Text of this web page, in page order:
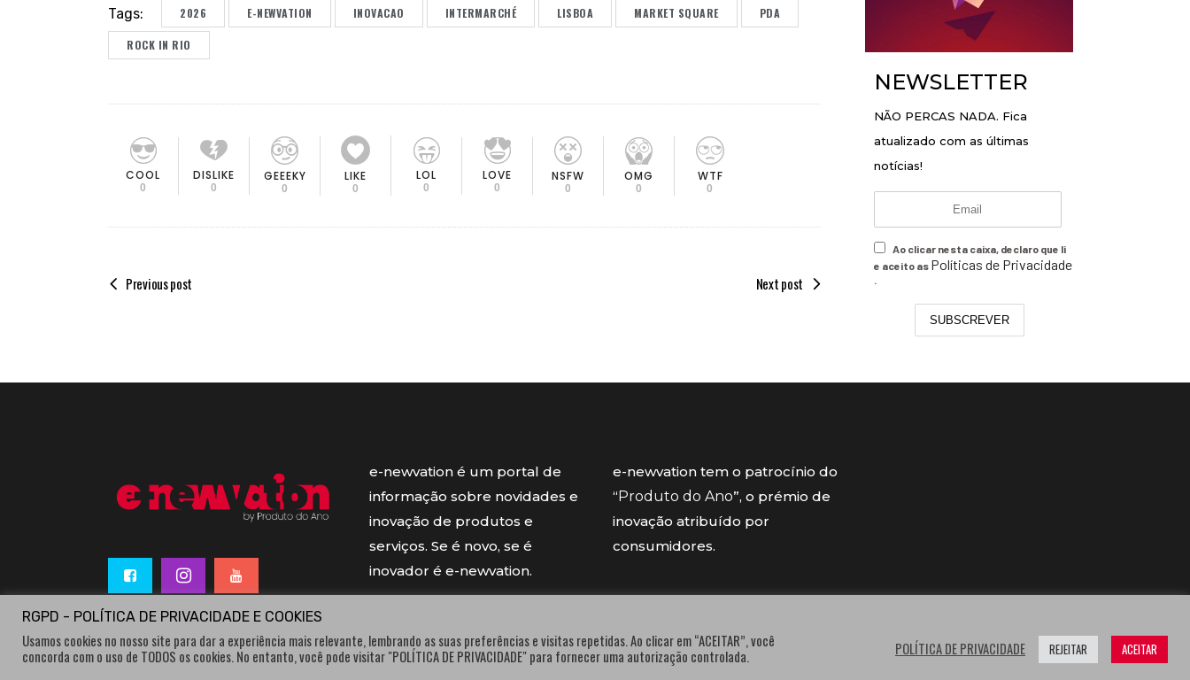
Tags: 2026 E-NEWVATION INOVACAO INTERMARCHÉ LISBOA MARKET SQUARE PDA
ROCK IN RIO
COOL
0
DISLIKE
0
GEEEKY
0
LIKE
0
LOL
0
LOVE
0
NSFW
0
OMG
0
WTF
0
Previous post Next post
NEWSLETTER
NÃO PERCAS NADA. Fica
atualizado com as últimas
notícias!
Ao clicar nesta caixa, declaro que li
e aceito as Políticas de Privacidade
.
SUBSCREVER
e-newvation é um portal de
informação sobre novidades e
inovação de produtos e
serviços. Se é novo, se é
inovador é e-newvation.
e-newvation tem o patrocínio do
“ Produto do Ano”, o prémio de
inovação atribuído por
consumidores.
RGPD - POLÍTICA DE PRIVACIDADE E COOKIES
Usamos cookies no nosso site para dar a experiência mais relevante, lembrando as suas preferências e visitas repetidas. Ao clicar em “ACEITAR”, você
concorda com o uso de TODOS os cookies. No entanto, você pode visitar "POLÍTICA DE PRIVACIDADE" para fornecer uma autorização controlada.
POLÍTICA DE PRIVACIDADE REJEITAR ACEITAR